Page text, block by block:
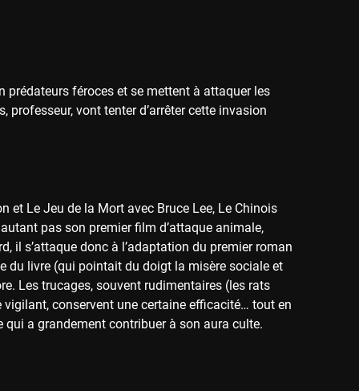
féroces et se mettent à attaquer les
vont tenter d’arrêter cette invasion
et Le Jeu de la Mort avec Bruce Lee, Le Chinois
pas son premier film d’attaque animale,
il s’attaque donc à l’adaptation du premier roman
du livre (qui pointait du doigt la misère sociale et
Les trucages, souvent rudimentaires (les rats
conservent une certaine efficacité… tout en
a grandement contribuer à son aura culte.